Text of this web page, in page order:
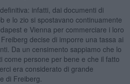
infatti, dai documenti di
e lo zio si spostavano continuamente
e Vienna per commerciare i loro
decise di imporre una tassa ai
Da un censimento sappiamo che lo
come persone per bene e che il fatto
era considerato di grande
di Freiberg.